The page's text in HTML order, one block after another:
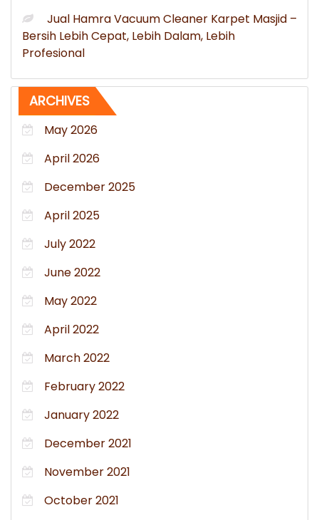
Jual Hamra Vacuum Cleaner Karpet Masjid –
Bersih Lebih Cepat, Lebih Dalam, Lebih
Profesional
ARCHIVES
May 2026
April 2026
December 2025
April 2025
July 2022
June 2022
May 2022
April 2022
March 2022
February 2022
January 2022
December 2021
November 2021
October 2021